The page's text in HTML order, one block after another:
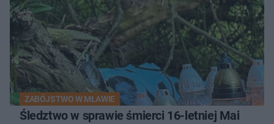
ZABÓJSTWO W MŁAWIE
Śledztwo w sprawie śmierci 16-letniej Mai